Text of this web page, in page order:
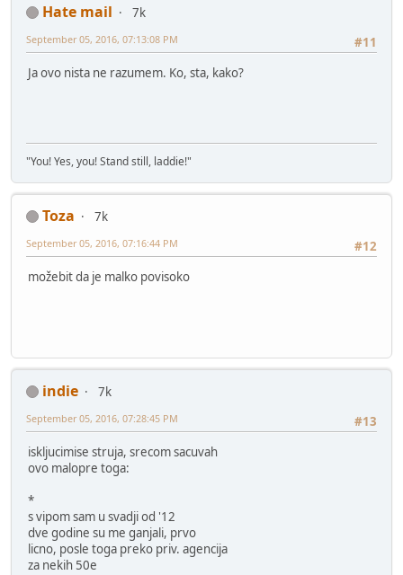
Hate mail
7k
#11
September 05, 2016, 07:13:08 PM
Ja ovo nista ne razumem. Ko, sta, kako?
"You! Yes, you! Stand still, laddie!"
Toza
7k
#12
September 05, 2016, 07:16:44 PM
možebit da je malko povisoko
indie
7k
#13
September 05, 2016, 07:28:45 PM
iskljucimise struja, srecom sacuvah
ovo malopre toga:
*
s vipom sam u svadji od '12
dve godine su me ganjali, prvo
licno, posle toga preko priv. agencija
za nekih 50e